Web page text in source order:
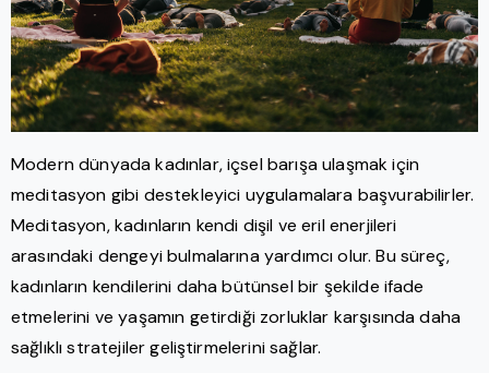
Modern dünyada kadınlar, içsel barışa ulaşmak için
meditasyon gibi destekleyici uygulamalara başvurabilirler.
Meditasyon, kadınların kendi dişil ve eril enerjileri
arasındaki dengeyi bulmalarına yardımcı olur. Bu süreç,
kadınların kendilerini daha bütünsel bir şekilde ifade
etmelerini ve yaşamın getirdiği zorluklar karşısında daha
sağlıklı stratejiler geliştirmelerini sağlar.